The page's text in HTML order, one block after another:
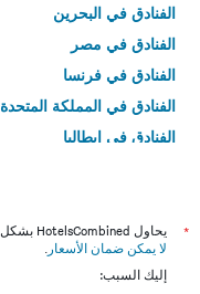
الفنادق في البحرين
الفنادق في مصر
الفنادق في فرنسا
الفنادق في المملكة المتحدة
الفنادق في إيطاليا
*
يحاول HotelsCombined بشكل دائم الحصول على الأسعار الدقيقة، ولكن
لا يمكن ضمان الأسعار .
إليك السبب: